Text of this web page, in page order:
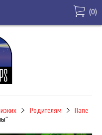
(0)
Родителям
Папе